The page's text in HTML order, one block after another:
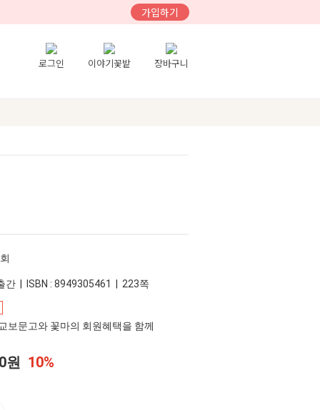
가입하기
로그인 이야기꽃밭 장바구니
간 | ISBN : 8949305461 | 223쪽
보문고와 꽃마의 회원혜택을 함께
원 10%